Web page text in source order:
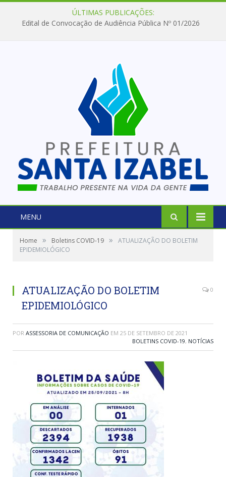
ÚLTIMAS PUBLICAÇÕES:
Edital de Convocação de Audiência Pública Nº 01/2026
MENU
Home » Boletins COVID-19 »
ATUALIZAÇÃO DO BOLETIM
EPIDEMIOLÓGICO
ATUALIZAÇÃO DO BOLETIM
EPIDEMIOLÓGICO
0
POR ASSESSORIA DE COMUNICAÇÃO EM 25 DE SETEMBRO DE 2021
BOLETINS COVID-19, NOTÍCIAS